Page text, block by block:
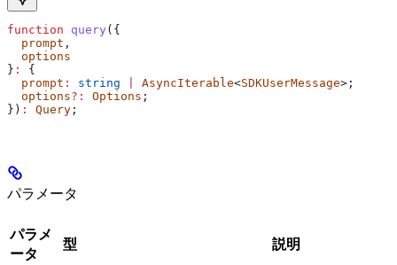
function query ({
  prompt
,
  options
} :
{
  prompt
: string AsyncIterable<SDKUserMessage>;
  options
?: Options ;
}) : Query ;
パラメータ
パラメ
ータ
型 説明